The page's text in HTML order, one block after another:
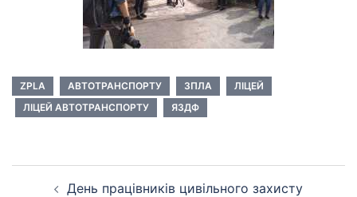
ZPLA АВТОТРАНСПОРТУ ЗПЛА
ЛІЦЕЙ
ЛІЦЕЙ АВТОТРАНСПОРТУ
ЯЗДФ
День працівників цивільного захисту